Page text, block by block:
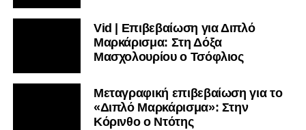
Vid | Επιβεβαίωση για Διπλό
Μαρκάρισμα: Στη Δόξα
Μασχολουρίου ο Τσόφλιος
Μεταγραφική επιβεβαίωση για το
«Διπλό Μαρκάρισμα»: Στην
Κόρινθο ο Ντότης